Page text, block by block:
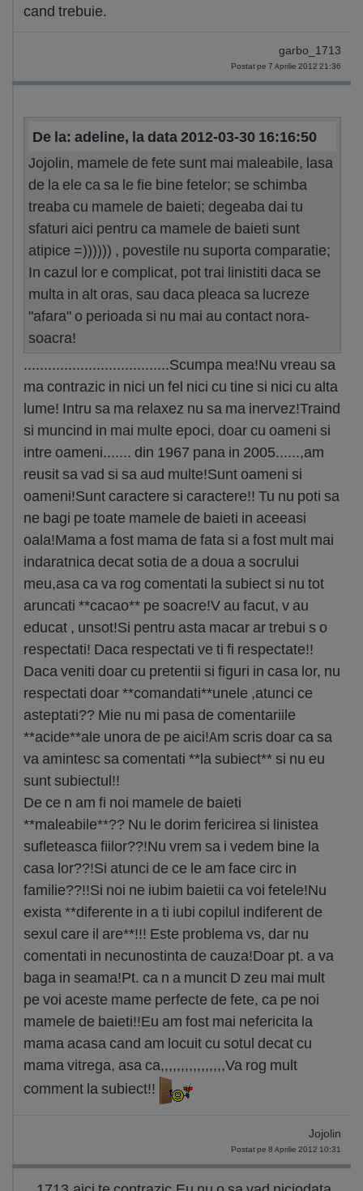
cand trebuie.
garbo_1713
Postat pe 7 Aprilie 2012 21:36
De la: adeline, la data 2012-03-30 16:16:50
Jojolin, mamele de fete sunt mai maleabile, lasa
de la ele ca sa le fie bine fetelor; se schimba
treaba cu mamele de baieti; degeaba dai tu
sfaturi aici pentru ca mamele de baieti sunt
atipice =)))))) , povestile nu suporta comparatie;
In cazul lor e complicat, pot trai linistiti daca se
multa in alt oras, sau daca pleaca sa lucreze
"afara" o perioada si nu mai au contact nora-
soacra!
....................................Scumpa mea!Nu vreau sa
ma contrazic in nici un fel nici cu tine si nici cu alta
lume! Intru sa ma relaxez nu sa ma inervez!Traind
si muncind in mai multe epoci, doar cu oameni si
intre oameni....... din 1967 pana in 2005......,am
reusit sa vad si sa aud multe!Sunt oameni si
oameni!Sunt caractere si caractere!! Tu nu poti sa
ne bagi pe toate mamele de baieti in aceeasi
oala!Mama a fost mama de fata si a fost mult mai
indaratnica decat sotia de a doua a socrului
meu,asa ca va rog comentati la subiect si nu tot
aruncati **cacao** pe soacre!V au facut, v au
educat , unsot!Si pentru asta macar ar trebui s o
respectati! Daca respectati ve ti fi respectate!!
Daca veniti doar cu pretentii si figuri in casa lor, nu
respectati doar **comandati**unele ,atunci ce
asteptati?? Mie nu mi pasa de comentariile
**acide**ale unora de pe aici!Am scris doar ca sa
va amintesc sa comentati **la subiect** si nu eu
sunt subiectul!!
De ce n am fi noi mamele de baieti
**maleabile**?? Nu le dorim fericirea si linistea
sufleteasca fiilor??!Nu vrem sa i vedem bine la
casa lor??!Si atunci de ce le am face circ in
familie??!!Si noi ne iubim baietii ca voi fetele!Nu
exista **diferente in a ti iubi copilul indiferent de
sexul care il are**!!! Este problema vs, dar nu
comentati in necunostinta de cauza!Doar pt. a va
baga in seama!Pt. ca n a muncit D zeu mai mult
pe voi aceste mame perfecte de fete, ca pe noi
mamele de baieti!!Eu am fost mai nefericita la
mama acasa cand am locuit cu sotul decat cu
mama vitrega, asa ca,,,,,,,,,,,,,,,,Va rog mult
comment la subiect!!
Jojolin
Postat pe 8 Aprilie 2012 10:31